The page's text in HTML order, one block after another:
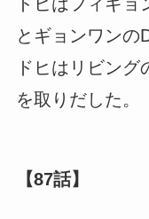
とギョンワンの
ドヒはリビン
を取りだした。
【87話】